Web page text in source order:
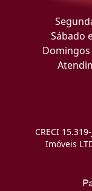
Sábado
CRECI
Imóveis